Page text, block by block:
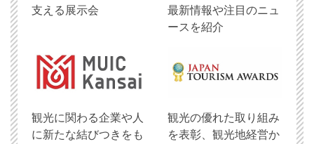
支える展示会
最新情報や注目のニュ
ースを紹介
観光に関わる企業や人
に新たな結びつきをも
観光の優れた取り組み
を表彰、観光地経営か